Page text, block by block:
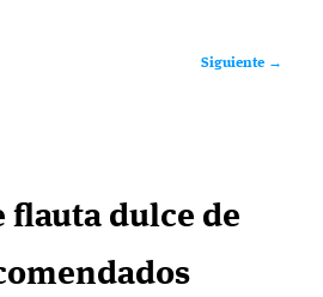
Siguiente →
flauta dulce de